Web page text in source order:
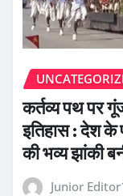
कर्तव्य पथ पर
इतिहास : देश
की भव्य झांकी
Junior